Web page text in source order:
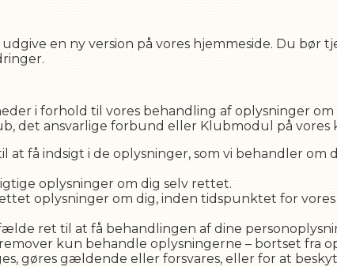
en ny version på vores hjemmeside. Du bør
i forhold til vores behandling af oplysninger om
det ansvarlige forbund eller Klubmodul på
at få indsigt i de oplysninger, som vi behandler om
oplysninger om dig selv rettet.
oplysninger om dig, inden tidspunktet for
ret til at få behandlingen af dine
kun behandle oplysningerne – bortset fra
gøres gældende eller forsvares, eller for at